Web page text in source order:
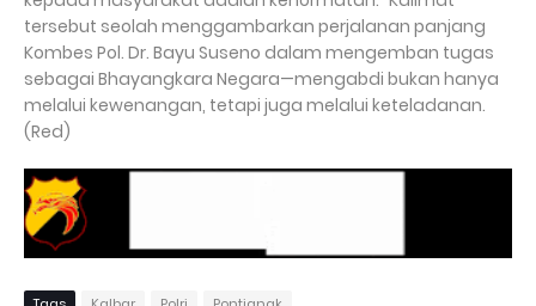
tersebut seolah menggambarkan perjalanan panjang
Kombes Pol. Dr. Bayu Suseno dalam mengemban tugas
sebagai Bhayangkara Negara—mengabdi bukan hanya
melalui kewenangan, tetapi juga melalui keteladanan.
(Red)